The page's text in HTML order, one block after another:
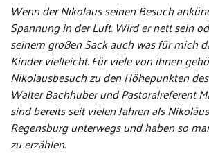
Wenn der Nikolaus seinen Besuch
Spannung in der Luft. Wird er nett sein
seinem großen Sack auch was für mich
Kinder vielleicht. Für viele von ihnen
Nikolausbesuch zu den Höhepunkten
Walter Bachhuber und Pastoralreferent
sind bereits seit vielen Jahren als
Regensburg unterwegs und haben so
zu erzählen.